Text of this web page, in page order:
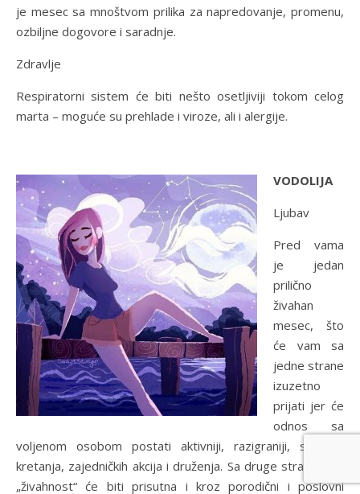
je mesec sa mnoštvom prilika za napredovanje, promenu,
ozbiljne dogovore i saradnje.
Zdravlje
Respiratorni sistem će biti nešto osetljiviji tokom celog
marta – moguće su prehlade i viroze, ali i alergije.
VODOLIJA
Ljubav
Pred vama
je jedan
prilično
živahan
mesec, što
će vam sa
jedne strane
izuzetno
prijati jer će
odnos sa
voljenom osobom postati aktivniji, razigraniji, sa više
kretanja, zajedničkih akcija i druženja. Sa druge strane – ta
„živahnost“ će biti prisutna i kroz porodični i poslovni